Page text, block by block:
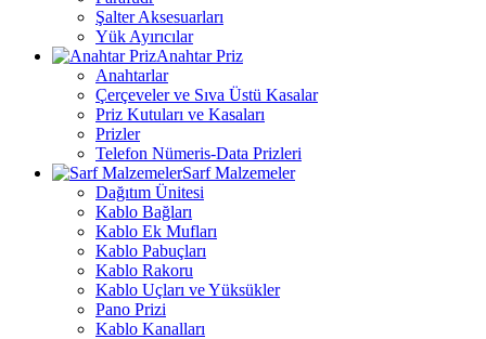
Şalter Aksesuarları
Yük Ayırıcılar
Anahtar Priz
Anahtarlar
Çerçeveler ve Sıva Üstü Kasalar
Priz Kutuları ve Kasaları
Prizler
Telefon Nümeris-Data Prizleri
Sarf Malzemeler
Dağıtım Ünitesi
Kablo Bağları
Kablo Ek Mufları
Kablo Pabuçları
Kablo Rakoru
Kablo Uçları ve Yüksükler
Pano Prizi
Kablo Kanalları